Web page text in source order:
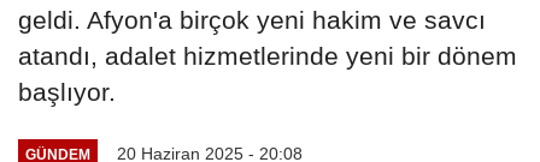
geldi. Afyon'a birçok yeni hakim ve savcı
atandı, adalet hizmetlerinde yeni bir dönem
başlıyor.
GÜNDEM 20 Haziran 2025 - 20:08